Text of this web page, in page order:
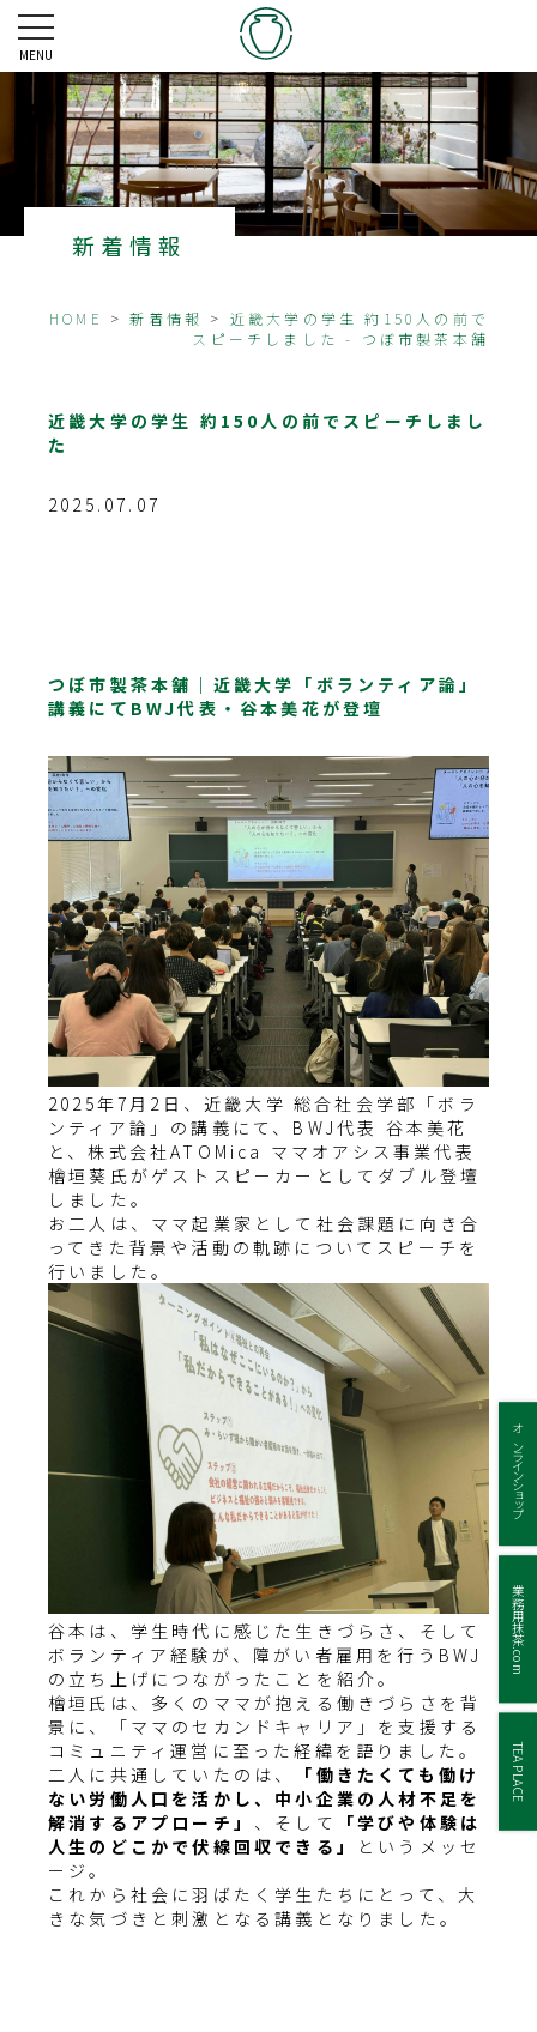
MENU
オンラインショップ
業務用抹茶.com
TEA PLACE
新着情報
HOME >新着情報 > 近畿大学の学生 約150人の前で
スピーチしました - つぼ市製茶本舗
近畿大学の学生 約150人の前でスピーチしまし
た
2025.07.07
つぼ市製茶本舗｜近畿大学「ボランティア論」
講義にてBWJ代表・谷本美花が登壇
2025年7月2日、近畿大学 総合社会学部「ボラ
ンティア論」の講義にて、BWJ代表 谷本美花
と、株式会社ATOMica ママオアシス事業代表
檜垣葵氏がゲストスピーカーとしてダブル登壇
しました。
お二人は、ママ起業家として社会課題に向き合
ってきた背景や活動の軌跡についてスピーチを
行いました。
谷本は、学生時代に感じた生きづらさ、そして
ボランティア経験が、障がい者雇用を行うBWJ
の立ち上げにつながったことを紹介。
檜垣氏は、多くのママが抱える働きづらさを背
景に、「ママのセカンドキャリア」を支援する
コミュニティ運営に至った経緯を語りました。
二人に共通していたのは、
「働きたくても働け
ない労働人口を活かし、中小企業の人材不足を
解消するアプローチ」 、そして
「学びや体験は
人生のどこかで伏線回収できる」
というメッセ
ージ。
これから社会に羽ばたく学生たちにとって、大
きな気づきと刺激となる講義となりました。